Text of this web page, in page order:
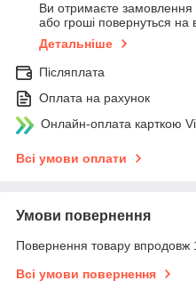
Ви отримаєте замовлення
або гроші повернуться на
Детальніше
Післяплата
Оплата на рахунок
Онлайн-оплата карткою
Всі умови оплати
Умови повернення
Повернення товару впродовж
Всі умови повернення